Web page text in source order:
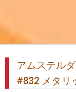
アムステル
#832 メタリ